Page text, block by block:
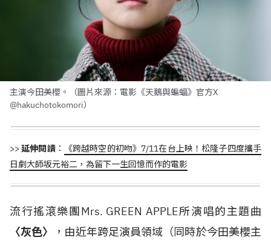
主演今田美櫻。（圖片來源：電影《天鵝與蝙蝠》官方X
@hakuchotokomori）
>>延伸閱讀：
《跨越時空的初吻》7/11在台上映！松隆子四度攜手
日劇大師坂元裕二，為留下一生回憶而作的電影
流行搖滾樂團Mrs. GREEN APPLE所演唱的主題曲
〈灰色〉
，由近年跨足演員領域（同時於今田美櫻主